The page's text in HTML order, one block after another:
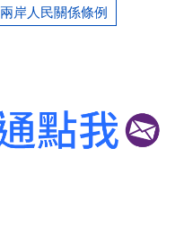
兩岸人民關係條例